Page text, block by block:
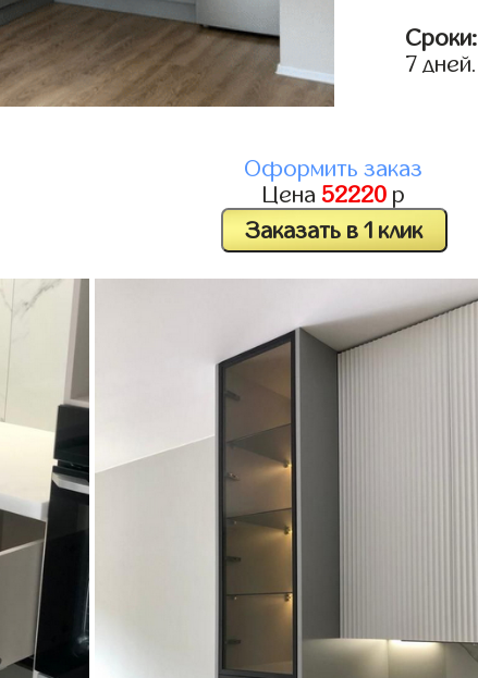
Сроки:
7 дней.
Оформить заказ
Цена 52220 р
Заказать в 1 клик